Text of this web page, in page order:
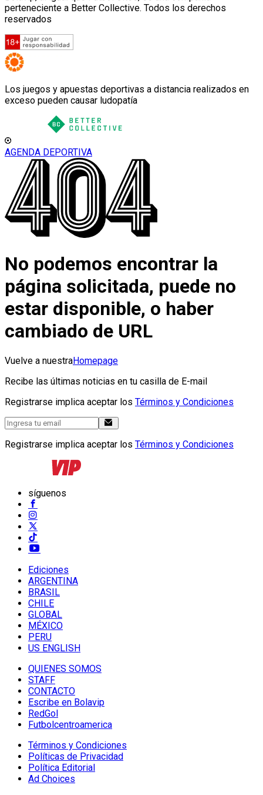
perteneciente a Better Collective. Todos los derechos
reservados
Los juegos y apuestas deportivas a distancia realizados en
exceso pueden causar ludopatía
AGENDA DEPORTIVA
No podemos encontrar la
página solicitada, puede no
estar disponible, o haber
cambiado de URL
Vuelve a nuestraHomepage
Recibe las últimas noticias en tu casilla de E-mail
Registrarse implica aceptar los Términos y Condiciones
Registrarse implica aceptar los Términos y Condiciones
síguenos
Ediciones
ARGENTINA
BRASIL
CHILE
GLOBAL
MÉXICO
PERU
US ENGLISH
QUIENES SOMOS
STAFF
CONTACTO
Escribe en Bolavip
RedGol
Futbolcentroamerica
Términos y Condiciones
Políticas de Privacidad
Política Editorial
Ad Choices